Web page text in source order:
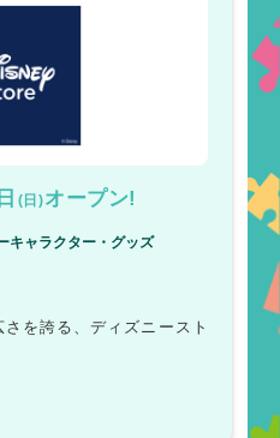
(日)オープン!
キャラクター・グッズ
を誇る、ディズニースト